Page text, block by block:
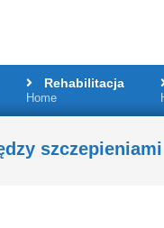
Rehabilitacja
Home